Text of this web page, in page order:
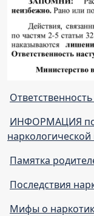
ИНФОРМАЦИЯ по
Памятка
Последствия
Мифы о